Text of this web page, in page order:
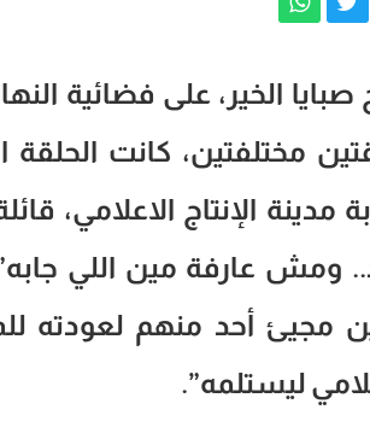
الخير، على فضائية
مختلفتين، كانت الحلقة
مدينة الإنتاج الاعلامي،
عارفة مين اللي
مجيئ أحد منهم لعودته
ليستلمه”.